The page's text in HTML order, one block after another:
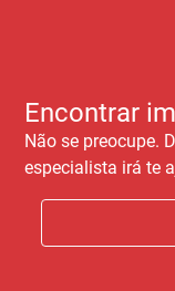
Encontrar
Não se preocupe.
especialista irá te